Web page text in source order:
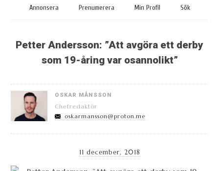
Annonsera Prenumerera Min Profil Sök
Petter Andersson: ”Att avgöra ett derby
som 19-åring var osannolikt”
OSKAR MÅNSSON
Chefredaktör
oskarmansson@proton.me
11 december, 2018